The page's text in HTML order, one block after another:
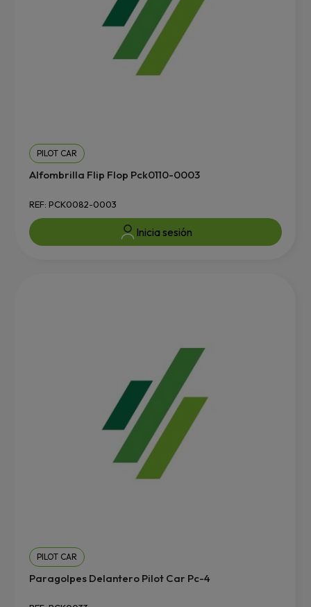
PILOT CAR
Alfombrilla Flip Flop Pck0110-0003
REF: PCK0082-0003
Inicia sesión
PILOT CAR
Paragolpes Delantero Pilot Car Pc-4